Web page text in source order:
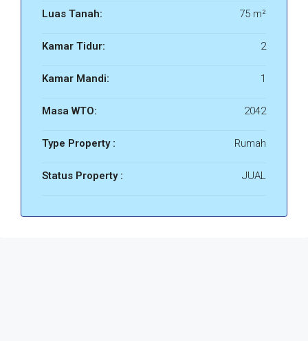
Luas Tanah: 75 m²
Kamar Tidur: 2
Kamar Mandi: 1
Masa WTO: 2042
Type Property : Rumah
Status Property : JUAL